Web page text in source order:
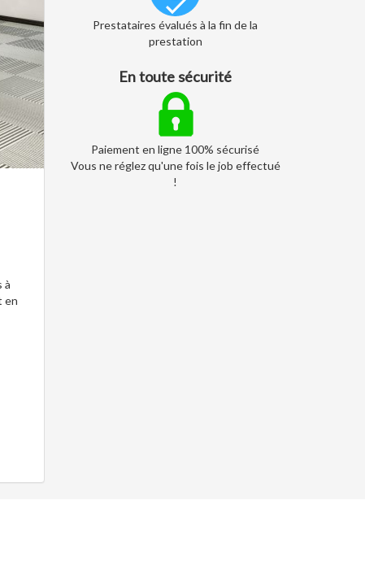
à
en
Prestataires évalués à la fin de la
prestation
En toute sécurité
Paiement en ligne 100% sécurisé
Vous ne réglez qu'une fois le job effectué
!